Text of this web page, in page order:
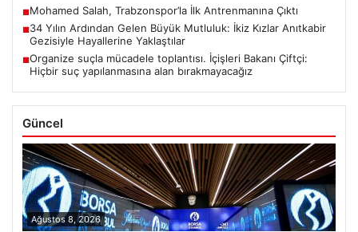
■Mohamed Salah, Trabzonspor’la İlk Antrenmanına Çıktı
■34 Yılın Ardından Gelen Büyük Mutluluk: İkiz Kızlar Anıtkabir
Gezisiyle Hayallerine Yaklaştılar
■Organize suçla mücadele toplantısı. İçişleri Bakanı Çiftçi:
Hiçbir suç yapılanmasına alan bırakmayacağız
Güncel
Ağustos 8, 2026